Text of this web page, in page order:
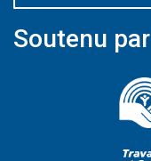
Soutenu par